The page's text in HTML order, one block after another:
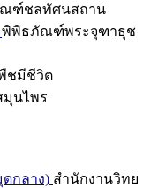
ฑ์ชลทัศนสถาน
พิพิธภัณฑ์พระจุฑาธุช
ชมีชีวิต
นไพร
กลาง) สำนักงานวิทย